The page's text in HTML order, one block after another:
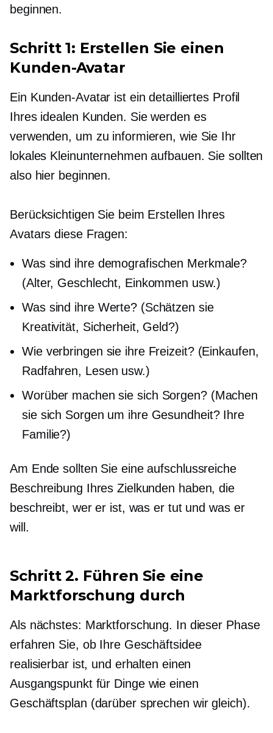
beginnen.
Schritt 1: Erstellen Sie einen
Kunden-Avatar
Ein Kunden-Avatar ist ein detailliertes Profil
Ihres idealen Kunden. Sie werden es
verwenden, um zu informieren, wie Sie Ihr
lokales Kleinunternehmen aufbauen. Sie sollten
also hier beginnen.
Berücksichtigen Sie beim Erstellen Ihres
Avatars diese Fragen:
Was sind ihre demografischen Merkmale?
(Alter, Geschlecht, Einkommen usw.)
Was sind ihre Werte? (Schätzen sie
Kreativität, Sicherheit, Geld?)
Wie verbringen sie ihre Freizeit? (Einkaufen,
Radfahren, Lesen usw.)
Worüber machen sie sich Sorgen? (Machen
sie sich Sorgen um ihre Gesundheit? Ihre
Familie?)
Am Ende sollten Sie eine aufschlussreiche
Beschreibung Ihres Zielkunden haben, die
beschreibt, wer er ist, was er tut und was er
will.
Schritt 2. Führen Sie eine
Marktforschung durch
Als nächstes: Marktforschung. In dieser Phase
erfahren Sie, ob Ihre Geschäftsidee
realisierbar ist, und erhalten einen
Ausgangspunkt für Dinge wie einen
Geschäftsplan (darüber sprechen wir gleich).